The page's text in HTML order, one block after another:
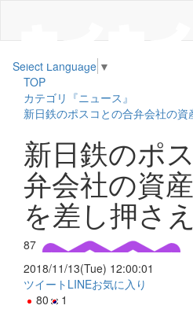
Select Language ▼
TOP
カテゴリ『ニュース』
新日鉄のポスコとの合弁会社の
新日鉄のポ
弁会社の資
を差し押さ
87
2018/11/13(Tue) 12:00:01
ツイート LINEお気に入り
80
1